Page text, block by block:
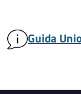
Guida